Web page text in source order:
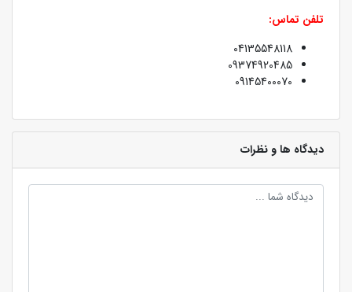
تلفن تماس:
04135548118
09374920485
09145400070
دیدگاه ها و نظرات